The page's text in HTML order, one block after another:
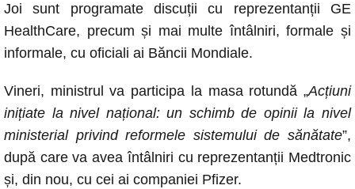
Joi sunt programate discuții cu reprezentanții GE
HealthCare, precum și mai multe întâlniri, formale și
informale, cu oficiali ai Băncii Mondiale.
Vineri, ministrul va participa la masa rotundă „Acțiuni
inițiate la nivel național: un schimb de opinii la nivel
ministerial privind reformele sistemului de sănătate”,
după care va avea întâlniri cu reprezentanții Medtronic
și, din nou, cu cei ai companiei Pfizer.